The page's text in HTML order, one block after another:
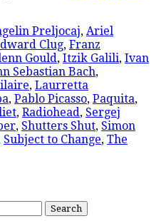
Preljocaj, Ariel
Clug, Franz
Gould, Itzik Galili, Ivan
Sebastian Bach,
, Laurretta
, Pablo Picasso, Paquita,
, Radiohead, Sergej
, Shutters Shut, Simon
Subject to Change, The